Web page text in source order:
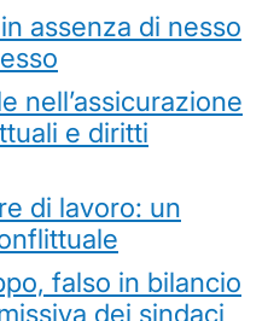
assenza di nesso
nell’assicurazione
e diritti
di lavoro: un
falso in bilancio
dei sindaci